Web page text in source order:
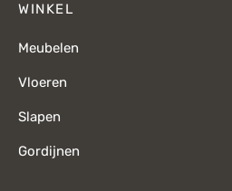
WINKEL
Meubelen
Vloeren
Slapen
Gordijnen